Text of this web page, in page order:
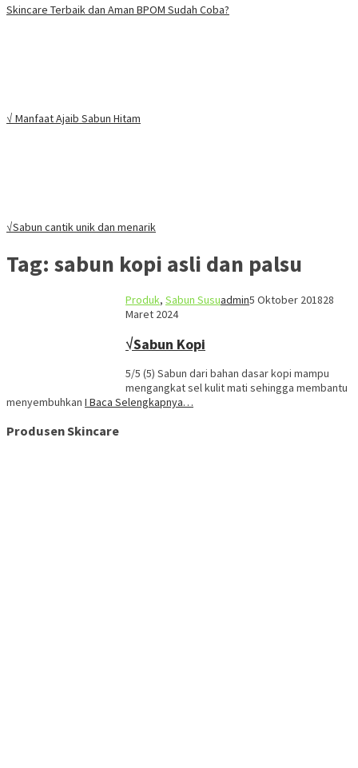
Skincare Terbaik dan Aman BPOM Sudah Coba?
√ Manfaat Ajaib Sabun Hitam
√Sabun cantik unik dan menarik
Tag: sabun kopi asli dan palsu
Produk, Sabun Susuadmin5 Oktober 201828
Maret 2024
√Sabun Kopi
5/5 (5) Sabun dari bahan dasar kopi mampu
mengangkat sel kulit mati sehingga membantu
menyembuhkan I Baca Selengkapnya…
Produsen Skincare